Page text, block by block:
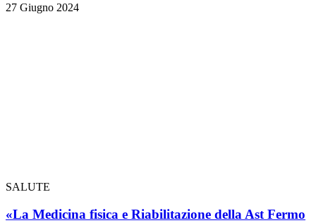
27 Giugno 2024
SALUTE
«La Medicina fisica e Riabilitazione della Ast Fermo